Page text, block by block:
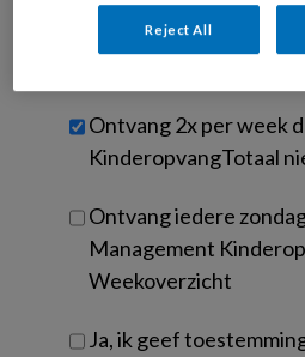
welke
je?
Untitled
Ontvang 2x per week
KinderopvangTotaal
Ontvang iedere
Management
Weekoverzicht
Ja, ik geef
Reject All